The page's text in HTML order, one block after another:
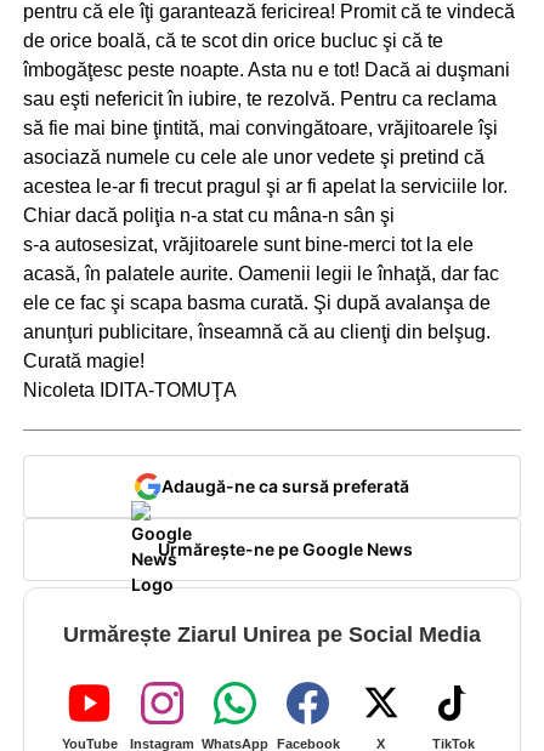
pentru că ele îţi garantează fericirea! Promit că te vindecă
de orice boală, că te scot din orice bucluc şi că te
îmbogăţesc peste noapte. Asta nu e tot! Dacă ai duşmani
sau eşti nefericit în iubire, te rezolvă. Pentru ca reclama
să fie mai bine ţintită, mai convingătoare, vrăjitoarele îşi
asociază numele cu cele ale unor vedete şi pretind că
acestea le-ar fi trecut pragul şi ar fi apelat la serviciile lor.
Chiar dacă poliţia n-a stat cu mâna-n sân şi
s-a autosesizat, vrăjitoarele sunt bine-merci tot la ele
acasă, în palatele aurite. Oamenii legii le înhaţă, dar fac
ele ce fac şi scapa basma curată. Şi după avalanşa de
anunţuri publicitare, înseamnă că au clienţi din belşug.
Curată magie!
Nicoleta IDITA-TOMUŢA
Adaugă-ne ca sursă preferată
Urmărește-ne pe Google News
Urmărește Ziarul Unirea pe Social Media
YouTube Instagram WhatsApp Facebook X TikTok